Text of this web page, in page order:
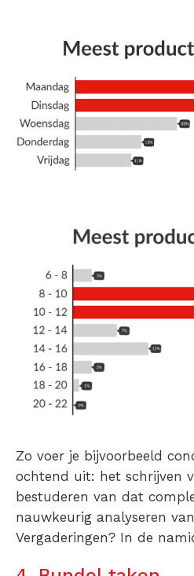
Zo voer je bijvoorbeeld
ochtend uit: het schrijven
bestuderen van dat
nauwkeurig analyseren
Vergaderingen? In de